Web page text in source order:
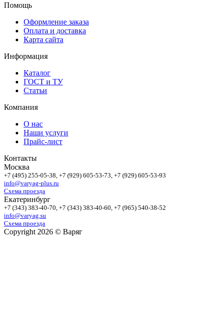
Помощь
Оформление заказа
Оплата и доставка
Карта сайта
Информация
Каталог
ГОСТ и ТУ
Статьи
Компания
О нас
Наши услуги
Прайс-лист
Контакты
Москва
+7 (495) 255-05-38 , +7 (929) 605-53-73 , +7 (929) 605-53-93
info@varyag-plus.ru
Схема проезда
Екатеринбург
+7 (343) 383-40-70 , +7 (343) 383-40-60 , +7 (965) 540-38-52
info@varyag.su
Схема проезда
Copyright 2026 © Варяг